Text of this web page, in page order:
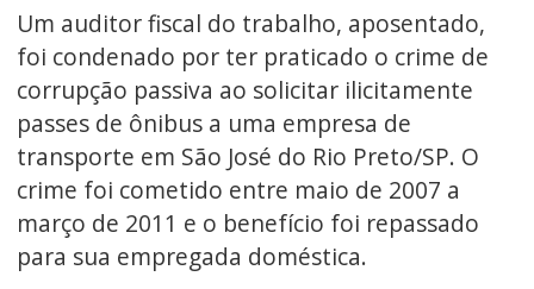
Um auditor fiscal do trabalho, aposentado,
foi condenado por ter praticado o crime de
corrupção passiva ao solicitar ilicitamente
passes de ônibus a uma empresa de
transporte em São José do Rio Preto/SP. O
crime foi cometido entre maio de 2007 a
março de 2011 e o benefício foi repassado
para sua empregada doméstica.